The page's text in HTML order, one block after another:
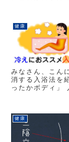
健康
みなさん、こん
消する入浴法を
ったかボディ」
健康